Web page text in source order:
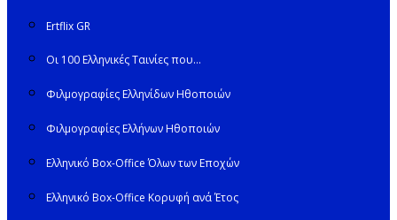
Ertflix GR
Οι 100 Ελληνικές Ταινίες που…
Φιλμογραφίες Ελληνίδων Ηθοποιών
Φιλμογραφίες Ελλήνων Ηθοποιών
Ελληνικό Box-Office Όλων των Εποχών
Ελληνικό Box-Office Κορυφή ανά Έτος